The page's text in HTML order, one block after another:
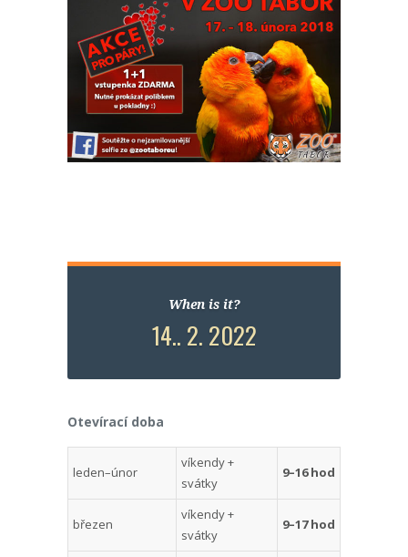
When is it?
14.. 2. 2022
Otevírací doba
leden–únor
víkendy +
svátky
9–16 hod
březen
víkendy +
svátky
9–17 hod